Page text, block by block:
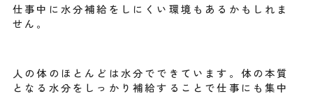
仕事中に水分補給をしにくい環境もあるかもしれま
せん。
人の体のほとんどは水分でできています。体の本質
となる水分をしっかり補給することで仕事にも集中